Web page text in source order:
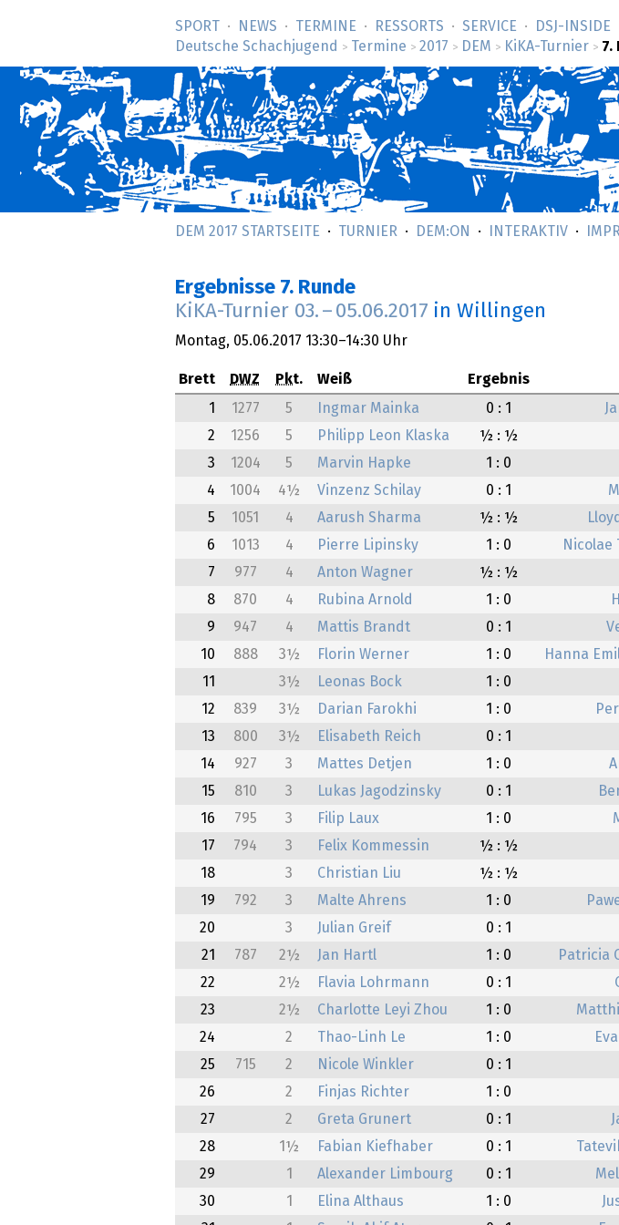
SPORT NEWS TERMINE RESSORTS SERVICE
DSJ-­INSIDE
Deutsche Schachjugend
> Termine > 2017 > DEM > KiKA-Turnier > 7.
DEM 2017 STARTSEITE TURNIER DEM:ON INTERAKTIV
Ergebnisse 7. Runde
KiKA-Turnier 03. – 05.06.2017 in Willingen
Montag, 05.06.2017 13:30–14:30 Uhr
Brett DWZ Pkt. Weiß Ergebnis
1
1277 5 Ingmar Mainka 0 : 1
2
1256 5 Philipp Leon Klaska ½ : ½
3
1204 5 Marvin Hapke 1 : 0
4
1004 4½ Vinzenz Schilay 0 : 1
5
1051 4 Aarush Sharma ½ : ½
6
1013 4 Pierre Lipinsky 1 : 0 Nicolae
7
977 4 Anton Wagner ½ : ½
8
870 4 Rubina Arnold 1 : 0
9
947 4 Mattis Brandt 0 : 1
10
888 3½ Florin Werner 1 : 0 Hanna
11
3½ Leonas Bock 1 : 0
12
839 3½ Darian Farokhi 1 : 0
13
800 3½ Elisabeth Reich 0 : 1
14
927 3 Mattes Detjen 1 : 0
15
810 3 Lukas Jagodzinsky 0 : 1
16
795 3 Filip Laux 1 : 0
17
794 3 Felix Kommessin ½ : ½
18
3 Christian Liu ½ : ½
19
792 3 Malte Ahrens 1 : 0
20
3 Julian Greif 0 : 1
21
787 2½ Jan Hartl 1 : 0 Patricia
22
2½ Flavia Lohrmann 0 : 1
23
2½ Charlotte Leyi Zhou 1 : 0
24
2 Thao-Linh Le 1 : 0
25
715 2 Nicole Winkler 0 : 1
26
2 Finjas Richter 1 : 0
27
2 Greta Grunert 0 : 1
28
1½ Fabian Kiefhaber 0 : 1
29
1 Alexander Limbourg 0 : 1
30
1 Elina Althaus 1 : 0